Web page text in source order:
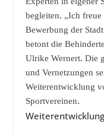
begleiten. „Ich
Bewerbung der
betont die
Ulrike Wernert. Die
und Vernetzungen
Weiterentwicklung
Sportvereinen.